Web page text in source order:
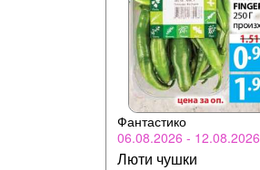
Фантастико
06.08.2026 - 12.08.2026
Люти чушки